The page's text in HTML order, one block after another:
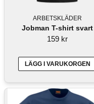
ARBETSKLÄDER
Jobman T-shirt svart
159 kr
LÄGG I VARUKORGEN